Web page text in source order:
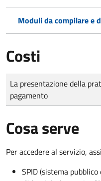
Moduli da compilare e
Costi
Tipo di pagamento
Importo
La presentazione della
pagamento
Cosa serve
Per accedere al servizio,
SPID (sistema